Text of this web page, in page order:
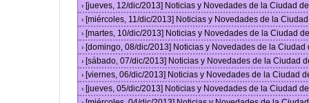
› [jueves, 12/dic/2013] Noticias y Novedades de la Ciudad
› [miércoles, 11/dic/2013] Noticias y Novedades de la
› [martes, 10/dic/2013] Noticias y Novedades de la Ciudad
› [domingo, 08/dic/2013] Noticias y Novedades de la
› [sábado, 07/dic/2013] Noticias y Novedades de la Ciudad
› [viernes, 06/dic/2013] Noticias y Novedades de la Ciudad
› [jueves, 05/dic/2013] Noticias y Novedades de la Ciudad